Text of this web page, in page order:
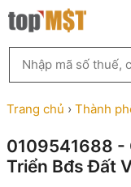
Chuyển
đến
kiếm
MST
theo
tên
ty,
người
Trang chủ › Thành
0109541688 -
Triển Bđs Đất